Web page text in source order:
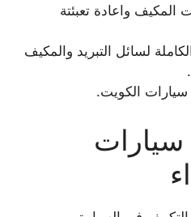
واعادة تعبئتة
لسائل التبريد والمكيف
سيارات الكويت.
سيارات